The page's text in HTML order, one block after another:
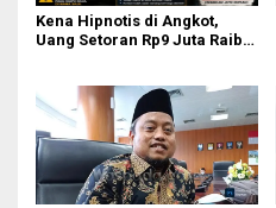
Kena Hipnotis di Angkot,
Uang Setoran Rp9 Juta Raib
Memprihatinkan